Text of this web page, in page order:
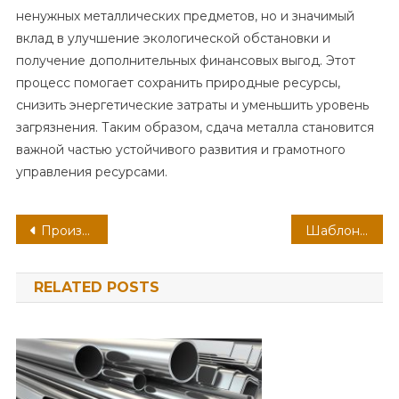
ненужных металлических предметов, но и значимый
вклад в улучшение экологической обстановки и
получение дополнительных финансовых выгод. Этот
процесс помогает сохранить природные ресурсы,
снизить энергетические затраты и уменьшить уровень
загрязнения. Таким образом, сдача металла становится
важной частью устойчивого развития и грамотного
управления ресурсами.
Навигация
по
записям
Производство оборудования для нефтегазового комплекса, нефтехимии, химии и промышленности минеральных удобрений Шаблоны для создания сайта: Как выбрать и использовать
RELATED POSTS